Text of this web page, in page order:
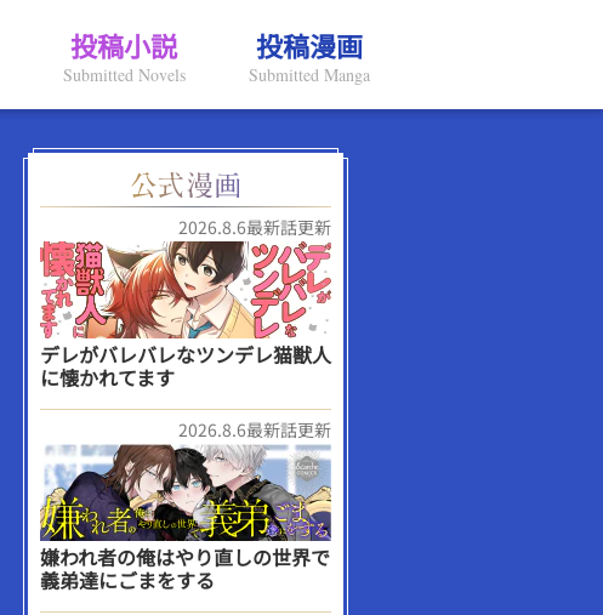
投稿小説
Submitted Novels
投稿漫画
Submitted Manga
2026.8.6最新話更新
デレがバレバレなツンデレ猫獣人
に懐かれてます
2026.8.6最新話更新
嫌われ者の俺はやり直しの世界で
義弟達にごまをする